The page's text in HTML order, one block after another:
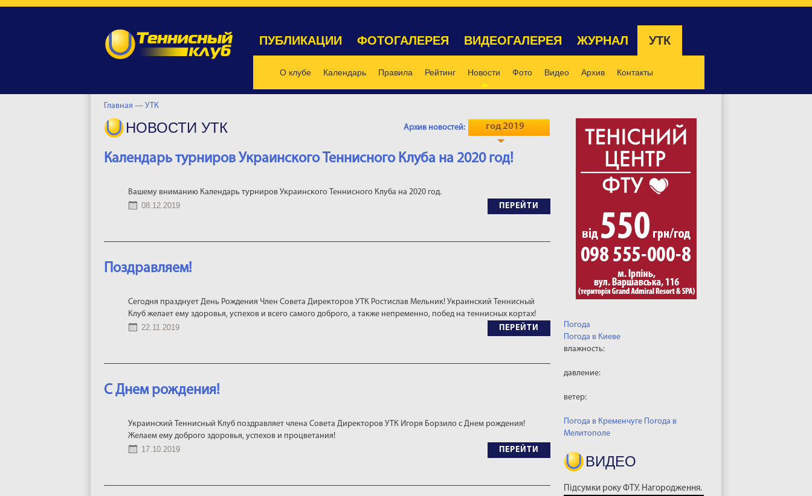
ПУБЛИКАЦИИ ФОТОГАЛЕРЕЯ ВИДЕОГАЛЕРЕЯ ЖУРНАЛ УТК
О клубе Календарь Правила Рейтинг Новости Фото Видео Архив Контакты
Главная — УТК
Погода
Погода в Киеве
влажность:
давление:
ветер:
Погода в Кременчуге Погода в
Мелитополе
ВИДЕО
Підсумки року ФТУ. Нагородження.
НОВОСТИ УТК Архив новостей: год 2019
Календарь турниров Украинского Теннисного Клуба на 2020 год!
Вашему вниманию Календарь турниров Украинского Теннисного Клуба на 2020 год.
08.12.2019
ПЕРЕЙТИ
Поздравляем!
Сегодня празднует День Рождения Член Совета Директоров УТК Ростислав Мельник! Украинский Теннисный
Клуб желает ему здоровья, успехов и всего самого доброго, а также непременно, побед на теннисных кортах!
22.11.2019
ПЕРЕЙТИ
С Днем рождения!
Украинский Теннисный Клуб поздравляет члена Совета Директоров УТК Игоря Борзило с Днем рождения!
Желаем ему доброго здоровья, успехов и процветания!
17.10.2019
ПЕРЕЙТИ